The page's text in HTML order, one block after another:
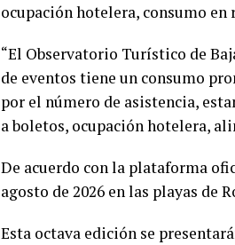
ocupación hotelera, consumo
“El Observatorio Turístico de
de eventos tiene un consumo
por el número de asistencia,
a boletos, ocupación hotelera,
De acuerdo con la plataforma
agosto de 2026 en las playas de
Esta octava edición se